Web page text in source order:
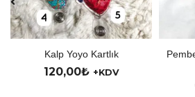
Kalp Yoyo Kartlık
120,00₺ +KDV